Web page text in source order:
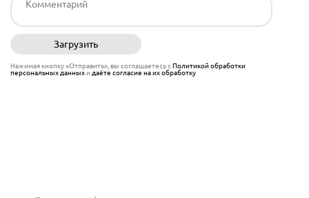
Загрузить
Нажимая кнопку «Отправить», вы соглашаетесь сПолитикой обработки
персональных данныхи даёте согласие на их обработку